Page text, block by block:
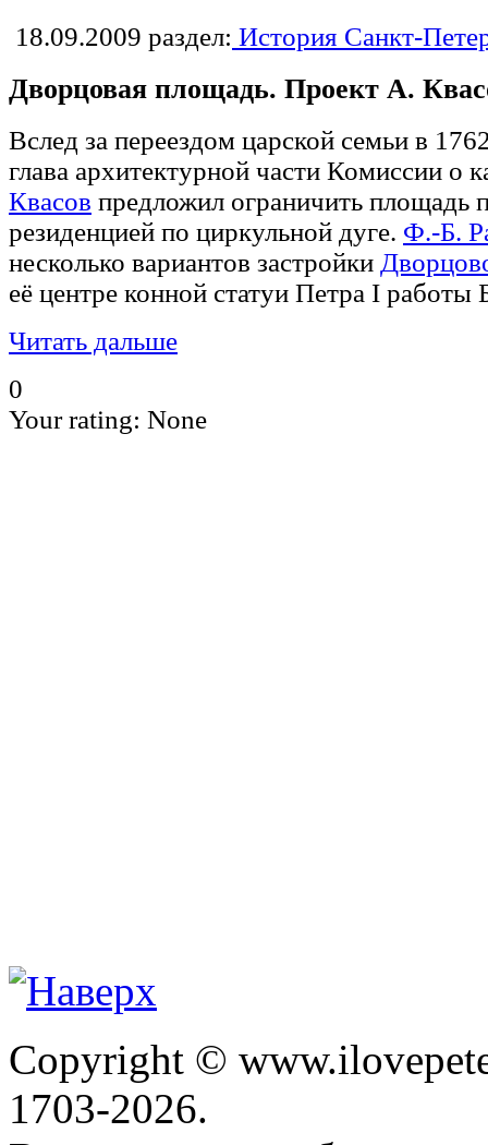
18.09.2009 раздел: История Санкт-
Дворцовая площадь. Проект А.
Вслед за переездом царской семьи в
глава архитектурной части Комиссии о
Квасов предложил ограничить площадь
резиденцией по циркульной дуге. Ф.-Б.
несколько вариантов застройки
её центре конной статуи Петра I работы
Читать дальше
0
Your rating: None
Copyright ©
1703-2026.